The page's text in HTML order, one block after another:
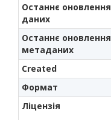
Останнє оновлення
даних
Останнє оновлення
метаданих
Created
Формат
Ліцензія